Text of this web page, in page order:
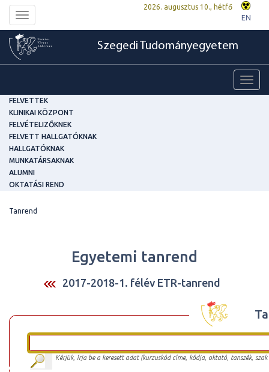
Toggle
navigation
2026. augusztus 10., hétfő
EN
Szegedi Tudományegyetem
FELVETTEK
KLINIKAI KÖZPONT
FELVÉTELIZŐKNEK
FELVETT HALLGATÓKNAK
HALLGATÓKNAK
MUNKATÁRSAKNAK
ALUMNI
OKTATÁSI REND
Tanrend
Egyetemi tanrend
2017-2018-1. félév ETR-tanrend
Kérjük, írja be a keresett adat (kurzuskód címe, kódja, oktató, tanszék,